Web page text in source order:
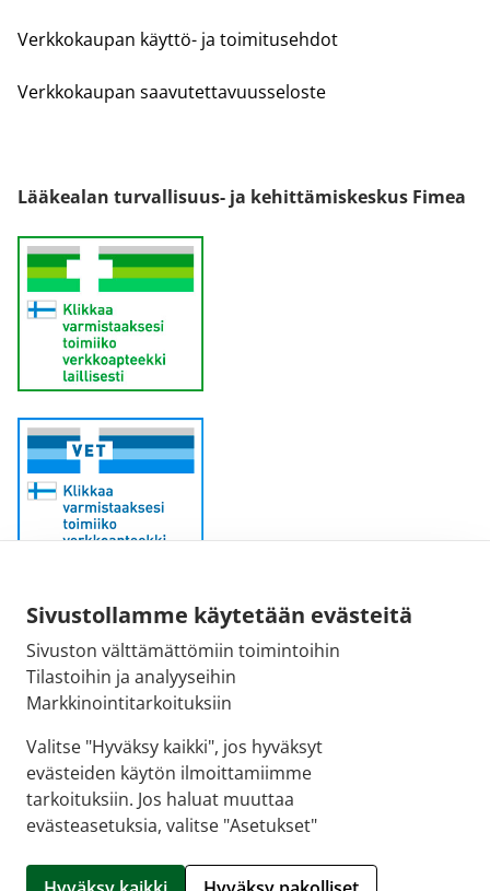
Sivustollamme käytetään evästeitä
Sivuston välttämättömiin toimintoihin
Tilastoihin ja analyyseihin
Markkinointitarkoituksiin
Valitse "Hyväksy kaikki", jos hyväksyt
evästeiden käytön ilmoittamiimme
tarkoituksiin. Jos haluat muuttaa
evästeasetuksia, valitse "Asetukset"
Verkkokaupan käyttö- ja toimitusehdot
Verkkokaupan saavutettavuusseloste
Lääkealan turvallisuus- ja kehittämiskeskus Fimea
Sähköpostiosoite:
kirjaamo@fimea.fi
Fimean vaihde:
029 522 3341